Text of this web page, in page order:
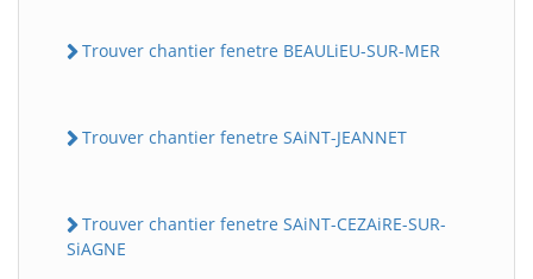
Trouver chantier fenetre BEAULiEU-SUR-MER
Trouver chantier fenetre SAiNT-JEANNET
Trouver chantier fenetre SAiNT-CEZAiRE-SUR-
SiAGNE